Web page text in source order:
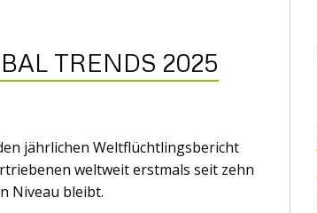
TRENDS 2025
jährlichen Weltflüchtlingsbericht
weltweit erstmals seit zehn
Niveau bleibt.